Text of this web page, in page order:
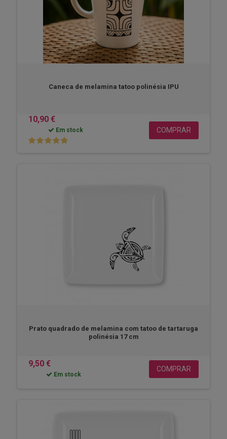
Caneca de melamina tatoo polinésia IPU
10,90 €
Em stock COMPRAR
Prato quadrado de melamina com tatoo de tartaruga
polinésia 17 cm
9,50 €
Em stock
COMPRAR